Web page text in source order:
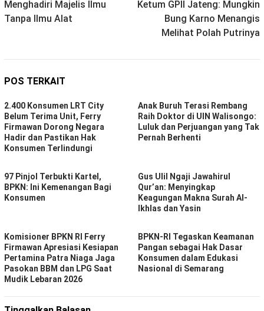
pos
Menghadiri Majelis Ilmu
Tanpa Ilmu Alat
Ketum GPII Jateng: Mungkin
Bung Karno Menangis
Melihat Polah Putrinya
POS TERKAIT
2.400 Konsumen LRT City
Belum Terima Unit, Ferry
Firmawan Dorong Negara
Hadir dan Pastikan Hak
Konsumen Terlindungi
Anak Buruh Terasi Rembang
Raih Doktor di UIN Walisongo:
Luluk dan Perjuangan yang Tak
Pernah Berhenti
97 Pinjol Terbukti Kartel,
BPKN: Ini Kemenangan Bagi
Konsumen
Gus Ulil Ngaji Jawahirul
Qur’an: Menyingkap
Keagungan Makna Surah Al-
Ikhlas dan Yasin
Komisioner BPKN RI Ferry
Firmawan Apresiasi Kesiapan
Pertamina Patra Niaga Jaga
Pasokan BBM dan LPG Saat
Mudik Lebaran 2026
BPKN-RI Tegaskan Keamanan
Pangan sebagai Hak Dasar
Konsumen dalam Edukasi
Nasional di Semarang